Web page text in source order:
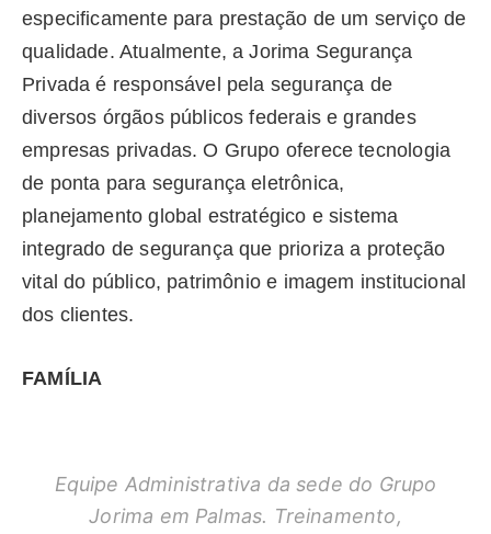
especificamente para prestação de um serviço de
qualidade. Atualmente, a Jorima Segurança
Privada é responsável pela segurança de
diversos órgãos públicos federais e grandes
empresas privadas. O Grupo oferece tecnologia
de ponta para segurança eletrônica,
planejamento global estratégico e sistema
integrado de segurança que prioriza a proteção
vital do público, patrimônio e imagem institucional
dos clientes.
FAMÍLIA
Equipe Administrativa da sede do Grupo
Jorima em Palmas. Treinamento,